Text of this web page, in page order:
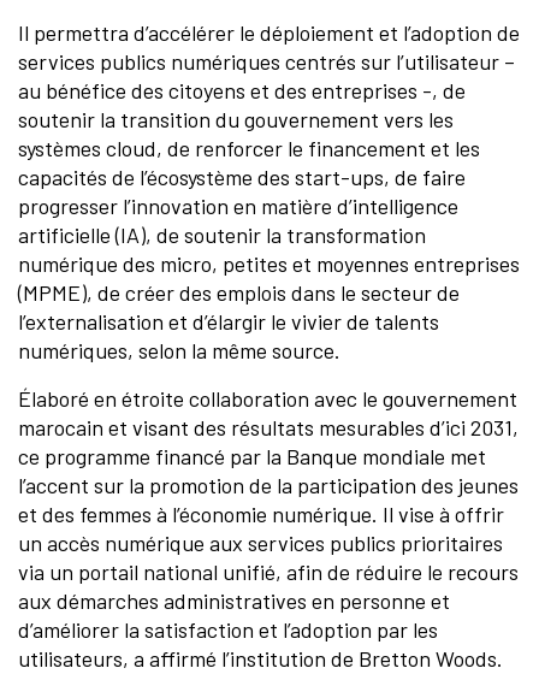
Il permettra d’accélérer le déploiement et l’adoption de
services publics numériques centrés sur l’utilisateur –
au bénéfice des citoyens et des entreprises -, de
soutenir la transition du gouvernement vers les
systèmes cloud, de renforcer le financement et les
capacités de l’écosystème des start-ups, de faire
progresser l’innovation en matière d’intelligence
artificielle (IA), de soutenir la transformation
numérique des micro, petites et moyennes entreprises
(MPME), de créer des emplois dans le secteur de
l’externalisation et d’élargir le vivier de talents
numériques, selon la même source.
Élaboré en étroite collaboration avec le gouvernement
marocain et visant des résultats mesurables d’ici 2031,
ce programme financé par la Banque mondiale met
l’accent sur la promotion de la participation des jeunes
et des femmes à l’économie numérique. Il vise à offrir
un accès numérique aux services publics prioritaires
via un portail national unifié, afin de réduire le recours
aux démarches administratives en personne et
d’améliorer la satisfaction et l’adoption par les
utilisateurs, a affirmé l’institution de Bretton Woods.